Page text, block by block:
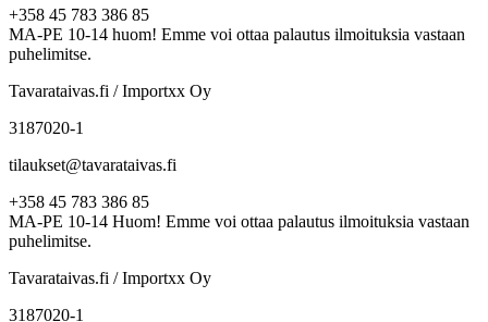
+358 45 783 386 85
MA-PE 10-14 huom! Emme voi ottaa palautus ilmoituksia vastaan
puhelimitse.
Tavarataivas.fi / Importxx Oy
3187020-1
tilaukset@tavarataivas.fi
+358 45 783 386 85
MA-PE 10-14 Huom! Emme voi ottaa palautus ilmoituksia vastaan
puhelimitse.
Tavarataivas.fi / Importxx Oy
3187020-1